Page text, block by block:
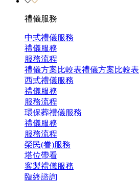
禮儀服務
中式禮儀服務
禮儀服務
服務流程
禮儀方案比較表禮儀方案比較表
西式禮儀服務
禮儀服務
服務流程
環保葬禮儀服務
禮儀服務
服務流程
榮民(眷)服務
塔位帶看
客製禮儀服務
臨終諮詢